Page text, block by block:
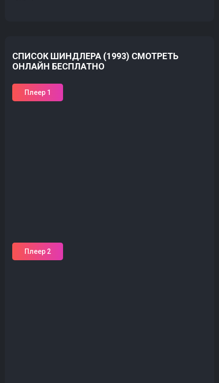
СПИСОК ШИНДЛЕРА (1993) СМОТРЕТЬ
ОНЛАЙН БЕСПЛАТНО
Плеер 1
Плеер 2